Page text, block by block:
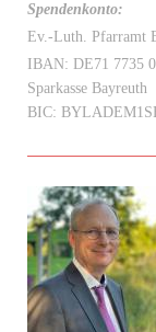
Spendenkonto:
Ev.-Luth. Pfarramt
IBAN: DE71 7735
Sparkasse Bayreuth
BIC: